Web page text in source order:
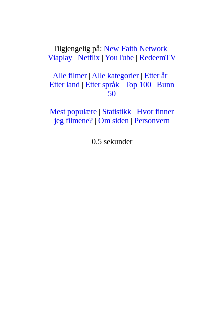
Tilgjengelig på: New Faith Network |
Viaplay| Netflix| YouTube| RedeemTV
Alle filmer| Alle kategorier| Etter år|
Etter land | Etter språk | Top 100 | Bunn
50
Mest populære | Statistikk | Hvor finner
jeg filmene?| Om siden| Personvern
0.5 sekunder